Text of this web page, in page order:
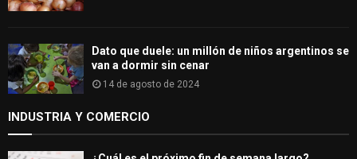
Dato que duele: un millón de niños argentinos se
van a dormir sin cenar
14 de agosto de 2024
INDUSTRIA Y COMERCIO